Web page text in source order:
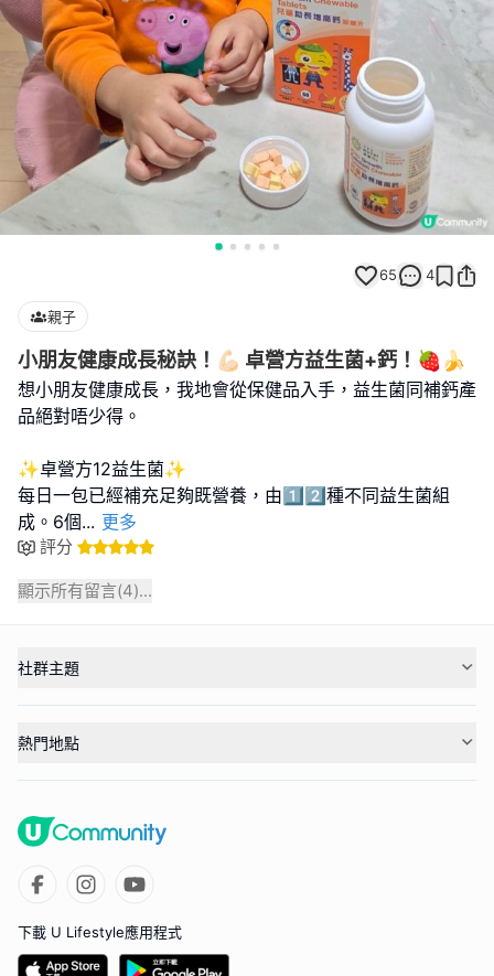
65 4
親子
小朋友健康成長秘訣！💪🏻 卓營方益生菌+鈣！🍓🍌
想小朋友健康成長，我地會從保健品入手，益生菌同補鈣產
品絕對唔少得。
✨️卓營方12益生菌✨️
每日一包已經補充足夠既營養，由1️⃣2️⃣種不同益生菌組
成。6個... 更多
評分
顯示所有留言(4)...
社群主題
熱門地點
下載 U Lifestyle應用程式